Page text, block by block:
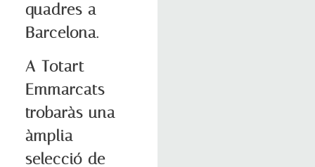
quadres a
Barcelona.
A Totart
Emmarcats
trobaràs una
àmplia
selecció de